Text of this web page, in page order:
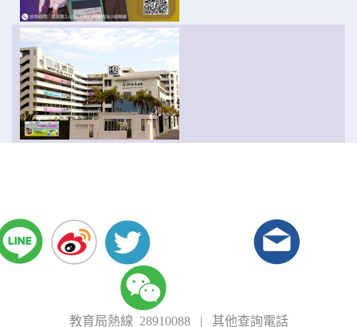
教育局熱線 28910088| 其他查詢電話